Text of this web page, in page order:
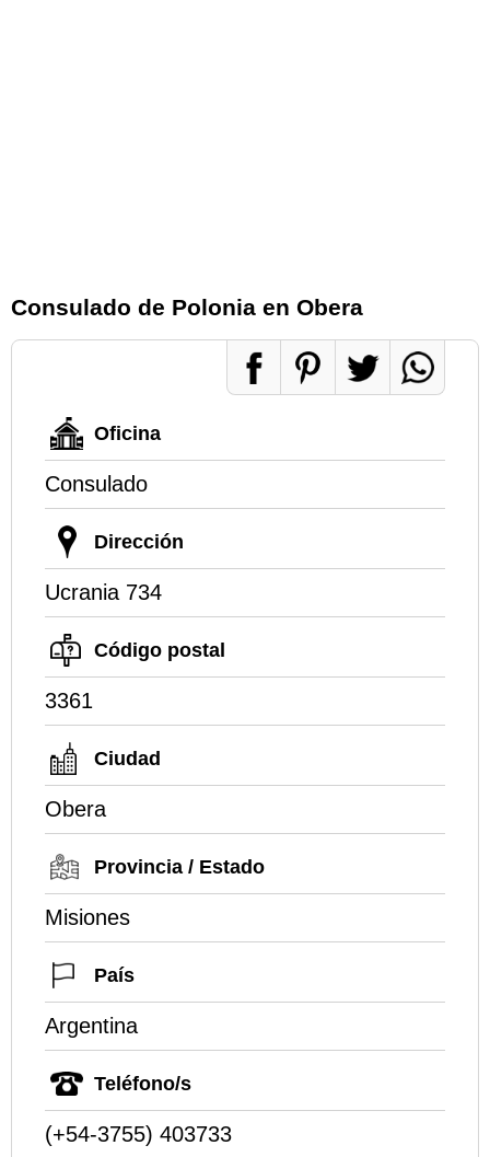
Consulado de Polonia en Obera
Oficina
Consulado
Dirección
Ucrania 734
Código postal
3361
Ciudad
Obera
Provincia / Estado
Misiones
País
Argentina
Teléfono/s
(+54-3755) 403733